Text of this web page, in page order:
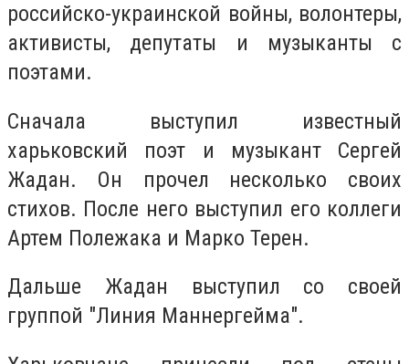
российско-украинской войны, волонтеры,
активисты, депутаты и музыканты с
поэтами.
Сначала выступил известный
харьковский поэт и музыкант Сергей
Жадан. Он прочел несколько своих
стихов. После него выступил его коллеги
Артем Полежака и Марко Терен.
Дальше Жадан выступил со своей
группой "Линия Маннергейма".